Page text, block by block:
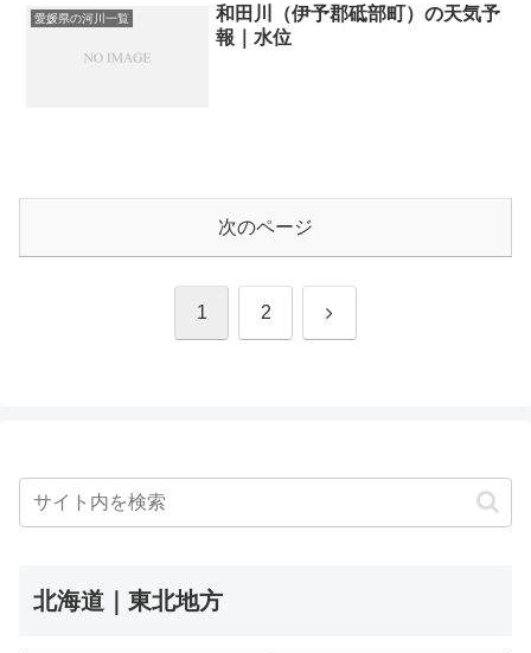
愛媛県の河川一覧
和田川（伊予郡砥部町）の天気予
報｜水位
次のページ
1 2 次
北海道｜東北地方